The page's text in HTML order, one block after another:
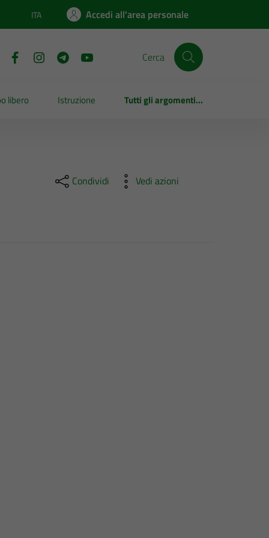
Lingua attiva:
ITA Accedi all'area personale
Cerca
libero Istruzione Tutti gli argomenti...
Condividi Vedi azioni